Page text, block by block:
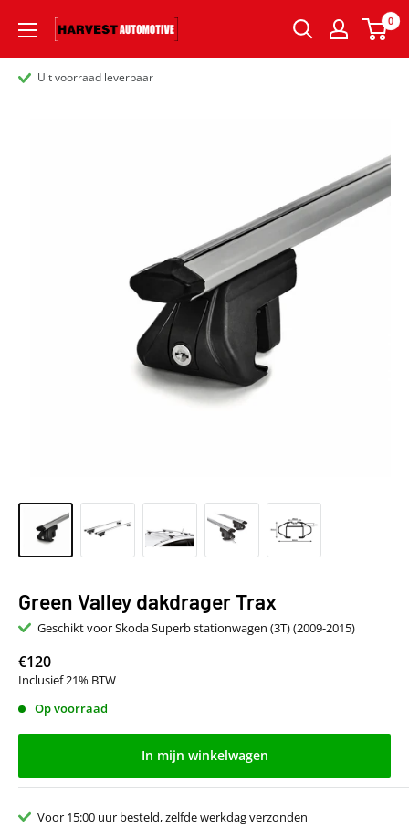
0
Uit voorraad leverbaar
Green Valley dakdrager Trax
Geschikt voor Skoda Superb stationwagen (3T) (2009-2015)
€120
Inclusief 21% BTW
Op voorraad
In mijn winkelwagen
Voor 15:00 uur besteld, zelfde werkdag verzonden